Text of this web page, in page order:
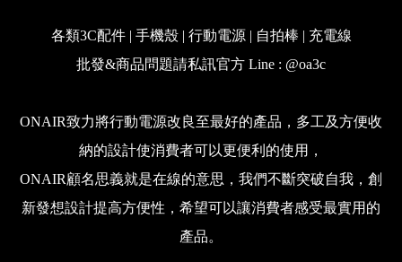
各類3C配件 | 手機殼 | 行動電源 | 自拍棒 | 充電線
批發&商品問題請私訊官方 Line : @oa3c
ONAIR致力將行動電源改良至最好的產品，多工及方便收
納的設計使消費者可以更便利的使用，
ONAIR顧名思義就是在線的意思，我們不斷突破自我，創
新發想設計提高方便性，希望可以讓消費者感受最實用的
產品。